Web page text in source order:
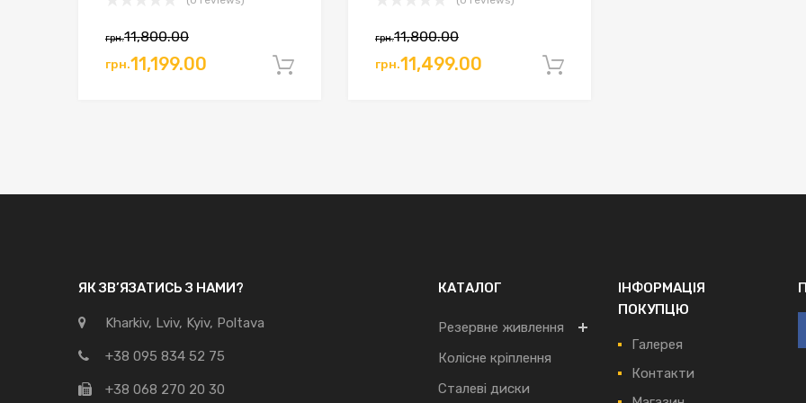
грн.11,800.00
грн.11,199.00 Додати в кошик
грн.11,800.00
грн.11,499.00
ЯК ЗВ’ЯЗАТИСЬ З НАМИ?
Kharkiv, Lviv, Kyiv, Poltava
+38 095 834 52 75
+38 068 270 20 30
КАТАЛОГ
Резервне живлення
Колісне кріплення
Сталеві диски
ІНФОРМАЦІЯ
ПОКУПЦЮ
Галерея
Контакти